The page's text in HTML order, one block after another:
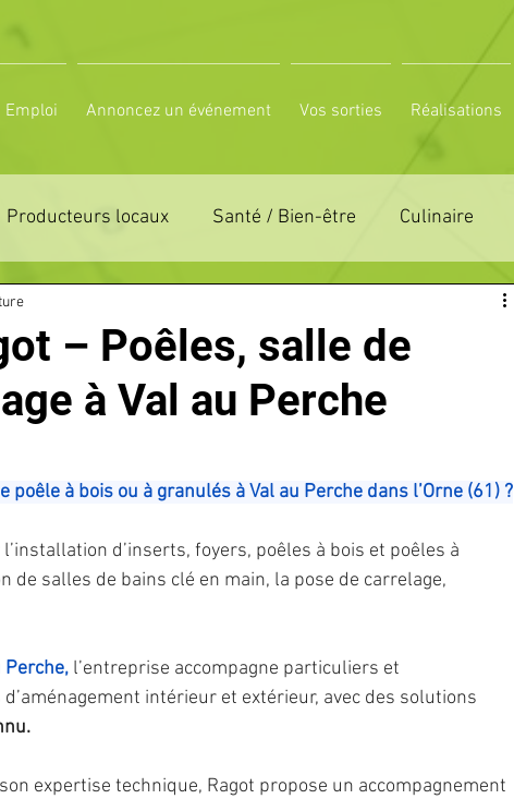
Emploi Annoncez un événement Vos sorties Réalisations
Producteurs locaux Santé / Bien-être Culinaire
61
POLE CULTUREL ESPACE NATURE POLE SPORT
Sport PETITES ANNONCES
– Poêles, salle de
à Val au Perche
à bois ou à granulés à Val au Perche dans l’Orne (61) ?
d’inserts, foyers, poêles à bois et poêles à
de salles de bains clé en main, la pose de carrelage,
l’entreprise accompagne particuliers et
intérieur et extérieur, avec des solutions
expertise technique, Ragot propose un accompagnement